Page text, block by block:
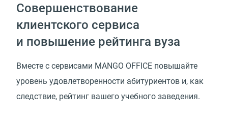
Совершенствование
клиентского сервиса
и повышение рейтинга вуза
Вместе с сервисами MANGO OFFICE повышайте
уровень удовлетворенности абитуриентов и, как
следствие, рейтинг вашего учебного заведения.